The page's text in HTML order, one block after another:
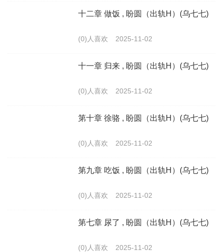
十二章 做饭 , 盼圆（出轨H）(乌七七)
(0)人喜欢 2025-11-02
十一章 归来 , 盼圆（出轨H）(乌七七)
(0)人喜欢 2025-11-02
第十章 徐骆 , 盼圆（出轨H）(乌七七)
(0)人喜欢 2025-11-02
第九章 吃饭 , 盼圆（出轨H）(乌七七)
(0)人喜欢 2025-11-02
第七章 尿了 , 盼圆（出轨H）(乌七七)
(0)人喜欢 2025-11-02